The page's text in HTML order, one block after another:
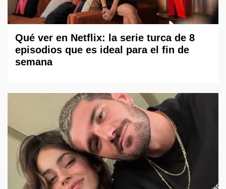
Qué ver en Netflix: la serie turca de 8
episodios que es ideal para el fin de
semana